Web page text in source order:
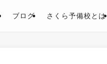
ブログ さくら予備校とは